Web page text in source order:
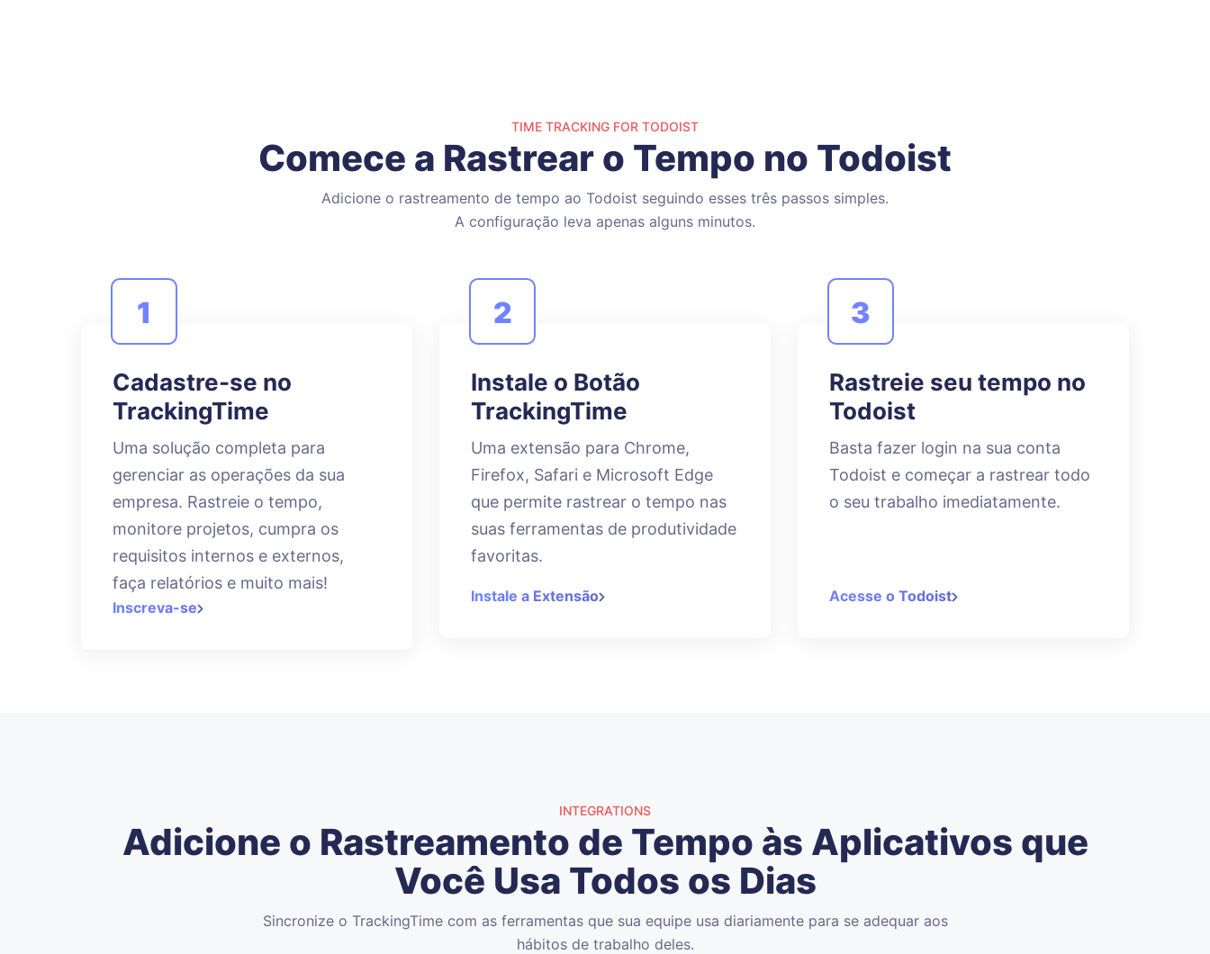
TIME TRACKING FOR TODOIST
Comece a Rastrear o Tempo no Todoist
Adicione o rastreamento de tempo ao Todoist seguindo esses três passos simples.
A configuração leva apenas alguns minutos.
1
Cadastre-se no
TrackingTime
Uma solução completa para
gerenciar as operações da sua
empresa. Rastreie o tempo,
monitore projetos, cumpra os
requisitos internos e externos,
faça relatórios e muito mais!
Inscreva-se
2
Instale o Botão
TrackingTime
Uma extensão para Chrome,
Firefox, Safari e Microsoft Edge
que permite rastrear o tempo nas
suas ferramentas de produtividade
favoritas.
Instale a Extensão
3
Rastreie seu tempo no
Todoist
Basta fazer login na sua conta
Todoist e começar a rastrear todo
o seu trabalho imediatamente.
Acesse o Todoist
INTEGRATIONS
Adicione o Rastreamento de Tempo às Aplicativos que
Você Usa Todos os Dias
Sincronize o TrackingTime com as ferramentas que sua equipe usa diariamente para se adequar aos
hábitos de trabalho deles.